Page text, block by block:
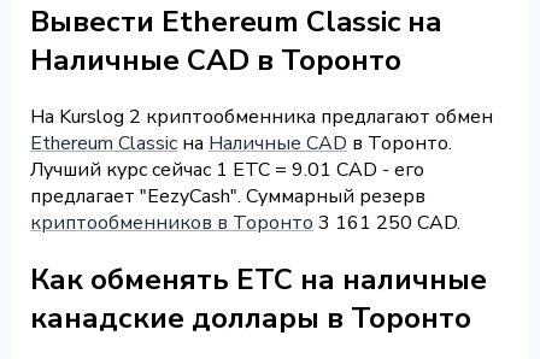
Вывести Ethereum Classic на
Наличные CAD в Торонто
На Kurslog 2 криптообменника предлагают обмен
Ethereum Classic на Наличные CAD в Торонто.
Лучший курс сейчас 1 ETC = 9.01 CAD - его
предлагает "EezyCash". Суммарный резерв
криптообменников в Торонто 3 161 250 CAD.
Как обменять ETC на наличные
канадские доллары в Торонто